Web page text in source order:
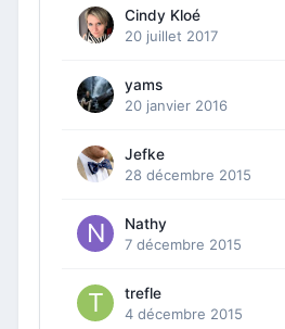
Cindy Kloé
20 juillet 2017
yams
20 janvier 2016
Jefke
28 décembre 2015
Nathy
7 décembre 2015
trefle
4 décembre 2015